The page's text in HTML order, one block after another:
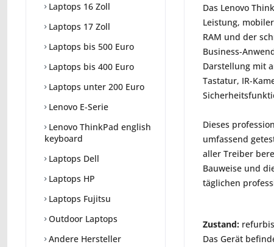
Laptops 16 Zoll
Laptops 17 Zoll
Laptops bis 500 Euro
Laptops bis 400 Euro
Laptops unter 200 Euro
Lenovo E-Serie
Lenovo ThinkPad english
keyboard
Laptops Dell
Laptops HP
Laptops Fujitsu
Outdoor Laptops
Andere Hersteller
Das Lenovo
Leistung,
RAM und der
Business-
Darstellung mit
Tastatur, IR-
Dieses
umfassend
aller Treiber
Bauweise und
täglichen
Zustand:
Das Gerät